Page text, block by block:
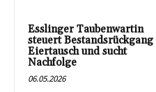
Esslinger Taubenwartin
steuert
Eiertausch und sucht
Nachfolge
06.05.2026